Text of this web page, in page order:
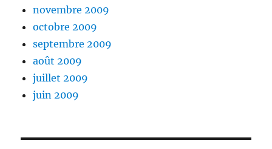
novembre 2009
octobre 2009
septembre 2009
août 2009
juillet 2009
juin 2009